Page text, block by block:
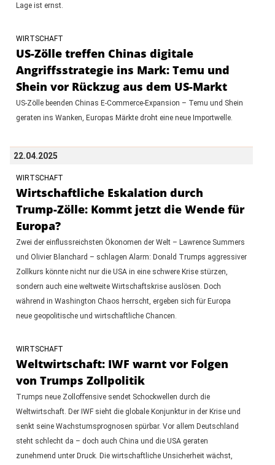
Lage ist ernst.
WIRTSCHAFT
US-Zölle treffen Chinas digitale
Angriffsstrategie ins Mark: Temu und
Shein vor Rückzug aus dem US-Markt
US-Zölle beenden Chinas E-Commerce-Expansion – Temu und Shein
geraten ins Wanken, Europas Märkte droht eine neue Importwelle.
22.04.2025
WIRTSCHAFT
Wirtschaftliche Eskalation durch
Trump-Zölle: Kommt jetzt die Wende für
Europa?
Zwei der einflussreichsten Ökonomen der Welt – Lawrence Summers
und Olivier Blanchard – schlagen Alarm: Donald Trumps aggressiver
Zollkurs könnte nicht nur die USA in eine schwere Krise stürzen,
sondern auch eine weltweite Wirtschaftskrise auslösen. Doch
während in Washington Chaos herrscht, ergeben sich für Europa
neue geopolitische und wirtschaftliche Chancen.
WIRTSCHAFT
Weltwirtschaft: IWF warnt vor Folgen
von Trumps Zollpolitik
Trumps neue Zolloffensive sendet Schockwellen durch die
Weltwirtschaft. Der IWF sieht die globale Konjunktur in der Krise und
senkt seine Wachstumsprognosen spürbar. Vor allem Deutschland
steht schlecht da – doch auch China und die USA geraten
zunehmend unter Druck. Die wirtschaftliche Unsicherheit wächst,